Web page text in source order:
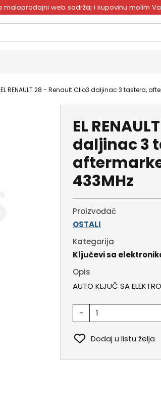
maloprodajni web sadržaj i kupovinu molim
EL RENAULT 28 - Renault Clio3 daljinac 3 tastera,
EL
daljinac 3
433MHz
Proizvođač
OSTALI
Kategorija
Ključevi sa
Opis
AUTO KLJUČ SA
-
Dodaj u listu želja